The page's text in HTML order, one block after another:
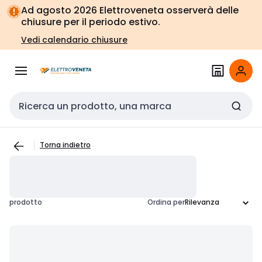
Vai alla
navigazione
Vai
alla
pagina
Ad agosto 2026 Elettroveneta osserverà delle
chiusure per il periodo estivo.
Vedi calendario chiusure
Cerca input
Torna indietro
prodotto Ordina per